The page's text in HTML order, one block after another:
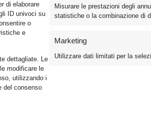
di elaborare
ID univoci su
o
e
dettagliate. Le
modificare le
utilizzando i
del consenso
Misurare le prestazioni degli
statistiche o la combinazione di
Marketing
Utilizzare dati limitati per la